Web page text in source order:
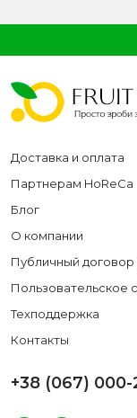
Доставка и оплата
Партнерам HoReCa
Блог
О компании
Публичный
Пользовательское
Техподдержка
Контакты
+38 (067) 000-